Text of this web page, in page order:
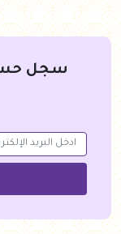
سجل